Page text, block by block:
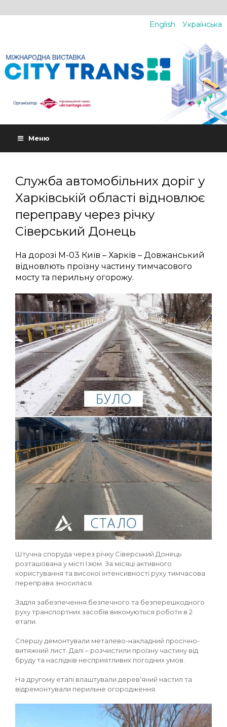
English Українська
Меню
Служба автомобільних доріг у
Харківській області відновлює
переправу через річку
Сіверський Донець
На дорозі М-03 Київ – Харків – Довжанський
відновлють проїзну частину тимчасового
мосту та перильну огорожу.
Штучна споруда через річку Сіверський Донець
розташована у місті Ізюм. За місяці активного
користування та високої інтенсивності руху тимчасова
переправа зносилася.
Задля забезпечення безпечного та безперешкодного
руху транспортних засобів виконуються роботи в 2
етапи.
Спершу демонтували металево-накладний просічно-
витяжний лист. Далі – розчистили проїзну частину від
бруду та наслідків несприятливих погодних умов.
На другому етапі влаштували дерев‘яний настил та
відремонтували перильне огородження.